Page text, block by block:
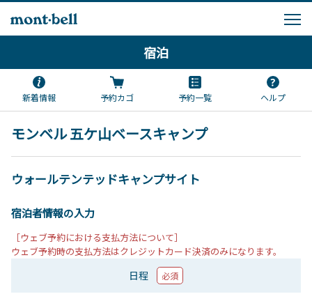
宿泊
新着情報 予約カゴ 予約一覧 ヘルプ
モンベル 五ケ山ベースキャンプ
ウォールテンテッドキャンプサイト
宿泊者情報の入力
［ウェブ予約における支払方法について］
ウェブ予約時の支払方法はクレジットカード決済のみになります。
日程 必須